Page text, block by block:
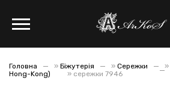
Головна » Біжутерія » Сережки »
Hong-Kong)
» сережки 7946